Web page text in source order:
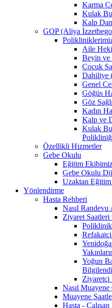
Karma
Kulak
Kalp
GOP (Aliya
Aile
Beyin ve
Çocuk
Dahiliye
Genel
Göğüs
Göz
Kadın
Kalp ve
Kulak
Özellikli Hizmetler
Gebe Okulu
Eğitim
Gebe Okulu
Uzaktan
Yönlendirme
Hasta Rehberi
Nasıl Randevu
Ziyaret Saatleri
Poliklinik
Yoğun
Ziyaretçi
Nasıl
Muayene
Hasta -